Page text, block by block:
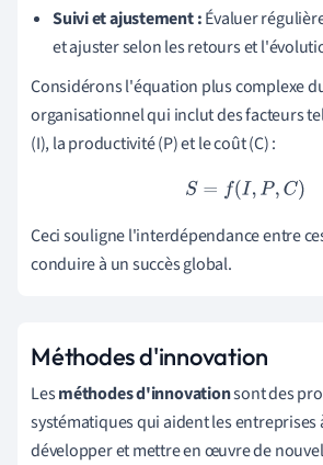
Suivi et ajustement :Évaluer
et ajuster selon les retours et
Considérons l'équation plus complexe
organisationnel qui inclut des facteurs
(I), la productivité (P) et le coût (C) :
S =f(I,P,C)
Ceci souligne l'interdépendance entre
conduire à un succès global.
Méthodes d'innovation
Lesméthodes d'innovationsont des
systématiques qui aident les entreprises
développer et mettre en œuvre de